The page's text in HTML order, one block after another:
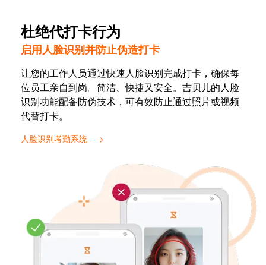
杜绝代打卡行为
启用人脸识别并防止伪造打卡
让您的工作人员通过快速人脸识别完成打卡，确保每
位员工亲自到岗。简洁、快捷又安全。吉贝儿的人脸
识别功能配备防伪技术，可有效防止通过照片或视频
代替打卡。
人脸识别考勤系统